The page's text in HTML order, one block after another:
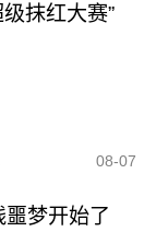
抹红大赛”
08-07
梦开始了